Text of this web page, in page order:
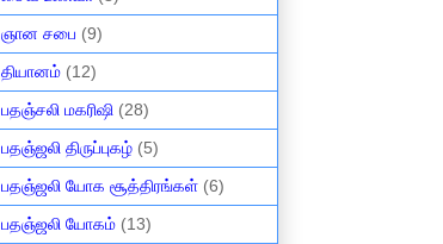
ஞான சபை (9)
தியானம் (12)
பதஞ்சலி மகரிஷி (28)
பதஞ்ஜலி திருப்புகழ் (5)
பதஞ்ஜலி யோக சூத்திரங்கள் (6)
பதஞ்ஜலி யோகம் (13)